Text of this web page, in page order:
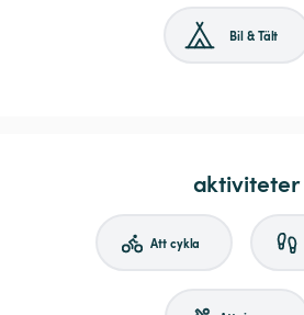
Bil & Tält
aktiviteter
Att cykla